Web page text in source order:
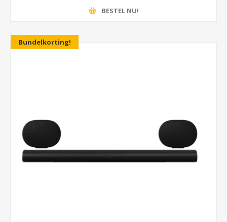
BESTEL NU!
Bundelkorting!